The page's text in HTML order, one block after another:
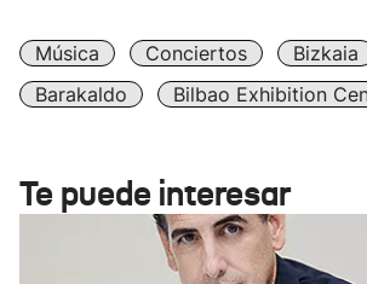
Música Conciertos
Bizkaia
Barakaldo
Bilbao Exhibition
Te puede interesar